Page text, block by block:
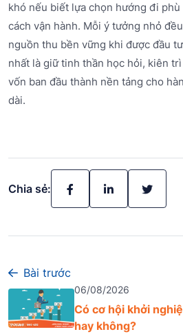
khó nếu biết lựa chọn hướng đi
cách vận hành. Mỗi ý tưởng nhỏ
nguồn thu bền vững khi được đầu
nhất là giữ tinh thần học hỏi, kiên
vốn ban đầu thành nền tảng cho
dài.
Chia sẻ:
Bài trước
06/08/2026
Có cơ hội khởi
hay không?